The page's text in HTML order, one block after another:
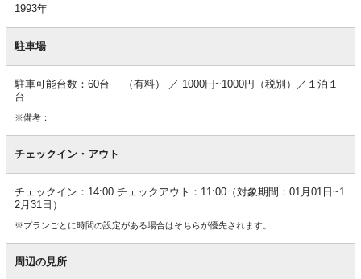
1993年
駐車場
駐車可能台数：60台 （有料） ／ 1000円~1000円（税別）／１泊１
台
※備考：
チェックイン・アウト
チェックイン：14:00 チェックアウト：11:00（対象期間：01月01日~1
2月31日）
※プランごとに時間の設定がある場合はそちらが優先されます。
周辺の見所